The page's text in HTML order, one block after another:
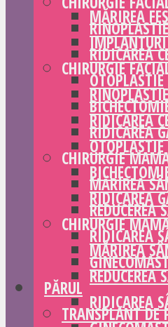
RINOPLASTIE
RIDICAREA
OTOPLASTIE
RIDICAREA
CHIRURGIE
MĂRIREA
REDUCEREA
RIDICAREA
PĂRUL
TRANSPLANT DE
MĂRIREA
IMPLANTURI
CHIRURGIE
RINOPLASTIE
RIDICAREA
OTOPLASTIE
RIDICAREA
CHIRURGIE
MĂRIREA
REDUCEREA
RIDICAREA